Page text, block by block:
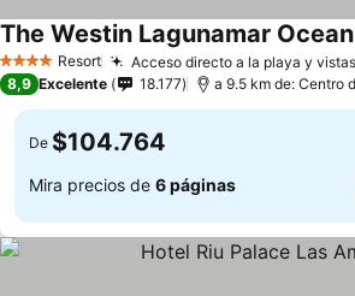
4 EstrellasResort Acceso directo a la playa y
Ver precios
8,9 Excelente 18.177 a 9.5 km de: Centro
De $104.764
Mira precios de 6 páginas